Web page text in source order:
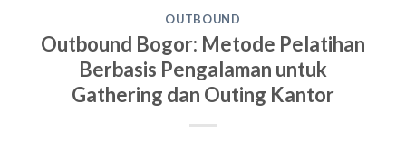
OUTBOUND
Outbound Bogor: Metode Pelatihan
Berbasis Pengalaman untuk
Gathering dan Outing Kantor